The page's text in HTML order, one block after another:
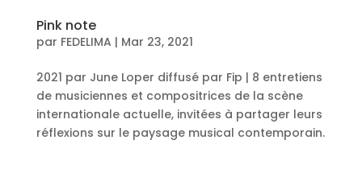
Pink note
par FEDELIMA | Mar 23, 2021
2021 par June Loper diffusé par Fip | 8 entretiens
de musiciennes et compositrices de la scène
internationale actuelle, invitées à partager leurs
réflexions sur le paysage musical contemporain.